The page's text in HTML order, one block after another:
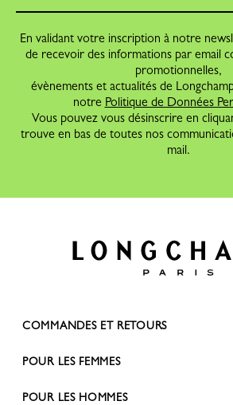
En validant votre inscription à notre
de recevoir des informations par email
promotionnelles,
évènements et actualités de
notre Politique de Données
Vous pouvez vous désinscrire en
trouve en bas de toutes nos
mail.
COMMANDES ET RETOURS
POUR LES FEMMES
POUR LES HOMMES